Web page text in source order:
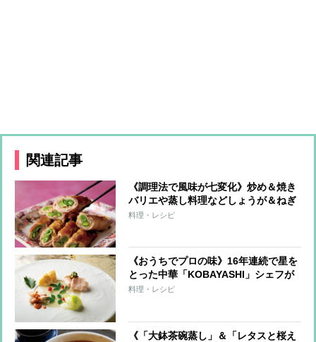
関連記事
《調理法で風味が七変化》炒め＆焼き
バリエや蒸し料理などしょうが＆ねぎ
の「メインおかず」レシピ6つ
料理・レシピ
《おうちでプロの味》16年連続で星を
とった中華「KOBAYASHI」シェフが
教える「雲白肉」「いかときゅうりの
料理・レシピ
《「大鉢茶碗蒸し」＆「レタスと桜え